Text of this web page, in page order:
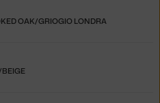
OAK/GRIOGIO LONDRA
BEIGE